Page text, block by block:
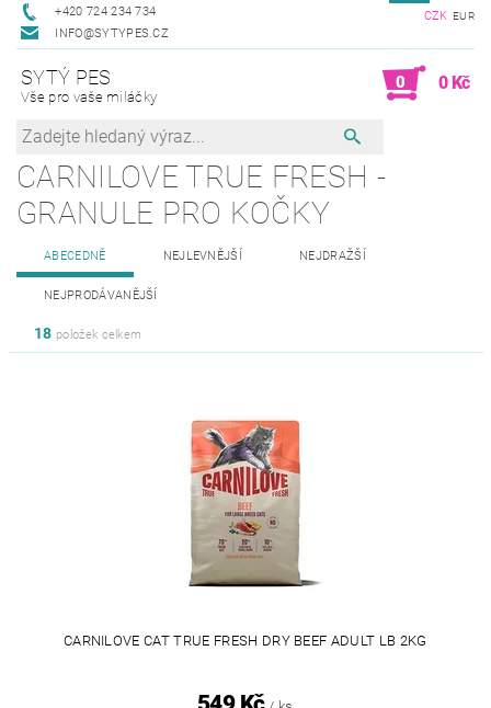
+420 724 234 734
INFO@SYTYPES.CZ
CZK EUR
SYTÝ PES
Vše pro vaše miláčky
0 0 Kč
CARNILOVE TRUE FRESH -
GRANULE PRO KOČKY
ABECEDNĚ NEJLEVNĚJŠÍ NEJDRAŽŠÍ
NEJPRODÁVANĚJŠÍ
18 položek celkem
CARNILOVE CAT TRUE FRESH DRY BEEF ADULT LB 2KG